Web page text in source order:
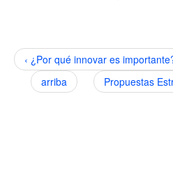
‹ ¿Por qué innovar es
arriba
Propuestas